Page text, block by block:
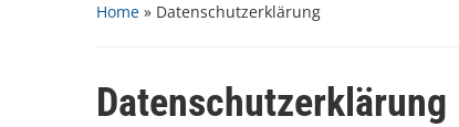
Home » Datenschutzerklärung
Datenschutzerklärung